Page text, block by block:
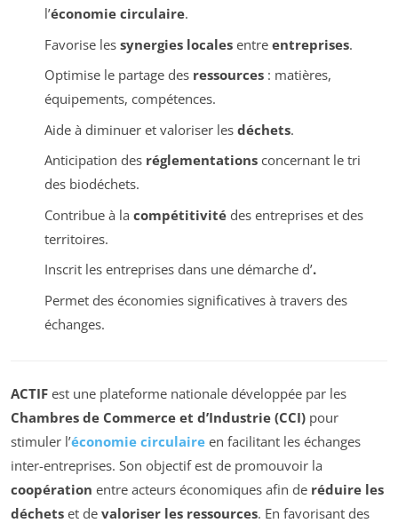
l’économie circulaire.
Favorise les synergies localesentre entreprises.
Optimise le partage des ressources: matières,
équipements, compétences.
Aide à diminuer et valoriser les déchets.
Anticipation des réglementationsconcernant le tri
des biodéchets.
Contribue à la compétitivitédes entreprises et des
territoires.
Inscrit les entreprises dans une démarche d’.
Permet des économies significatives à travers des
échanges.
ACTIF est une plateforme nationale développée par les
Chambres de Commerce et d’Industrie (CCI) pour
stimuler l’économie circulaire en facilitant les échanges
inter-entreprises. Son objectif est de promouvoir la
coopération entre acteurs économiques afin de réduire les
déchets et de valoriser les ressources. En favorisant des